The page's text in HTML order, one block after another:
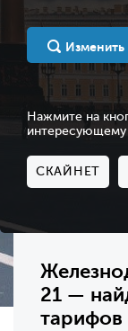
Изменить
Нажмите на
интересующему
СКАЙНЕТ
21 —
тарифов